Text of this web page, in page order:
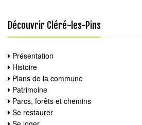
Découvrir Cléré-les-Pins
Présentation
Histoire
Plans de la commune
Patrimoine
Parcs, forêts et chemins
Se restaurer